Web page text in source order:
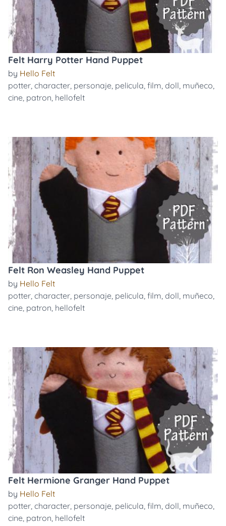
Felt Harry Potter Hand Puppet
by Hello Felt
potter, character, personaje, pelicula, film, doll, muñeco,
cine, patron, hellofelt
Felt Ron Weasley Hand Puppet
by Hello Felt
potter, character, personaje, pelicula, film, doll, muñeco,
cine, patron, hellofelt
Felt Hermione Granger Hand Puppet
by Hello Felt
potter, character, personaje, pelicula, film, doll, muñeco,
cine, patron, hellofelt